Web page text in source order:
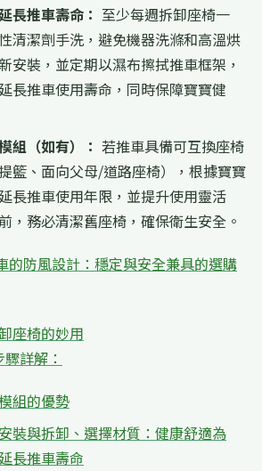
長推車壽命： 至少每週拆卸座椅一
清潔劑手洗，避免機器洗滌和高溫烘
安裝，並定期以濕布擦拭推車框架，
長推車使用壽命，同時保障寶寶健
組（如有）： 若推車具備可互換座椅
籃、面向父母/道路座椅），根據寶寶
長推車使用年限，並提升使用靈活
，務必清潔舊座椅，確保衛生安全。
的防風設計：穩定與安全兼具的選購
座椅的妙用
詳解：
組的優勢
裝與拆卸、選擇材質：健康舒適為
長推車壽命